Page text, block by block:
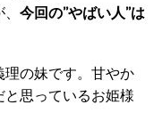
今回の”やばい人”は
の妹です。甘やか
思っているお姫様